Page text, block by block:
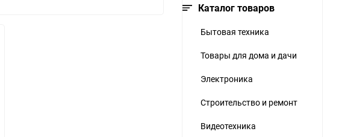
категорию
категорию
категорию
Каталог товаров
Бытовая техника
Товары для дома и дачи
Электроника
Строительство и ремонт
Видеотехника